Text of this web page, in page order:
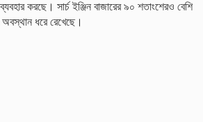
করছে। সার্চ ইঞ্জিন বাজারের ৯০ শতাংশেরও বেশি
অবস্থান ধরে রেখেছে।